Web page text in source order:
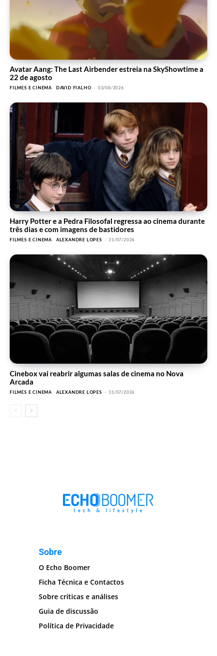
Avatar Aang: The Last Airbender estreia na SkyShowtime a
22 de agosto
FILMES E CINEMA DAVID FIALHO - 03/08/2026
Harry Potter e a Pedra Filosofal regressa ao cinema durante
três dias e com imagens de bastidores
FILMES E CINEMA ALEXANDRE LOPES - 31/07/2026
Cinebox vai reabrir algumas salas de cinema no Nova
Arcada
FILMES E CINEMA ALEXANDRE LOPES - 31/07/2026
Sobre
O Echo Boomer
Ficha Técnica e Contactos
Sobre críticas e análises
Guia de discussão
Política de Privacidade